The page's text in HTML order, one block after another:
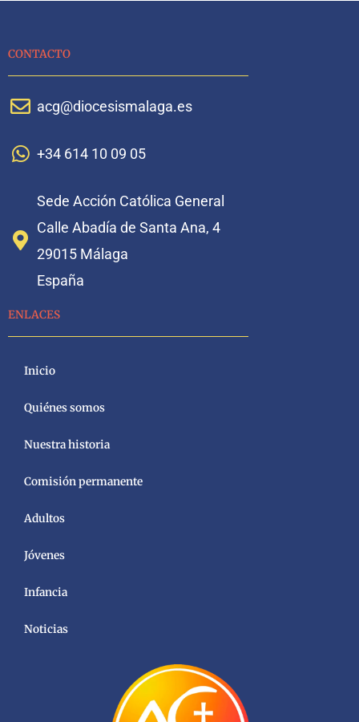
CONTACTO
acg@diocesismalaga.es
+34 614 10 09 05
Sede Acción Católica General
Calle Abadía de Santa Ana, 4
29015 Málaga
España
ENLACES
Inicio
Quiénes somos
Nuestra historia
Comisión permanente
Adultos
Jóvenes
Infancia
Noticias